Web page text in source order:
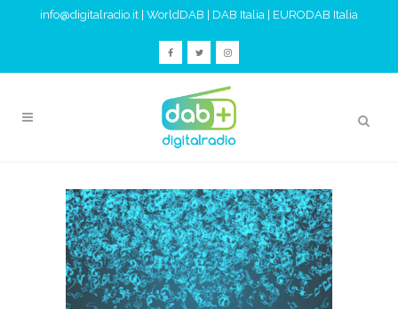
info@digitalradio.it WorldDAB DAB Italia EURODAB Italia